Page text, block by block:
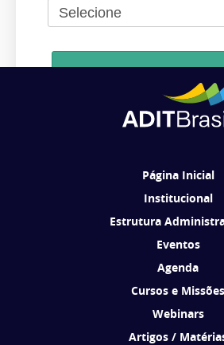
Ao se cadastrar, você concorda em receber
Página Inicial
Institucional
Estrutura
Eventos
Agenda
Cursos e Missões
Webinars
Artigos /